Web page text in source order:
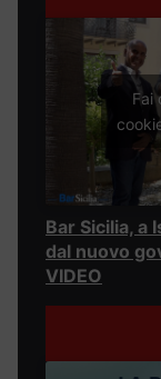
Fai
Bar Sicilia, a
dal nuovo
VIDEO